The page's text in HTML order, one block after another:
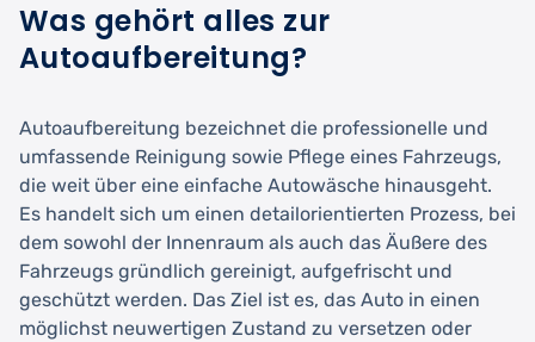
Was gehört alles zur
Autoaufbereitung?
Autoaufbereitung bezeichnet die professionelle und
umfassende Reinigung sowie Pflege eines Fahrzeugs,
die weit über eine einfache Autowäsche hinausgeht.
Es handelt sich um einen detailorientierten Prozess, bei
dem sowohl der Innenraum als auch das Äußere des
Fahrzeugs gründlich gereinigt, aufgefrischt und
geschützt werden. Das Ziel ist es, das Auto in einen
möglichst neuwertigen Zustand zu versetzen oder